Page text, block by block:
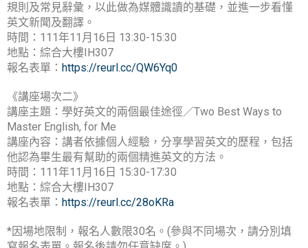
規則及常見辭彙，以此做為媒體識讀的基礎，並進一步看懂
英文新聞及翻譯。
時間：111年11月16日 13:30-15:30
地點：綜合大樓IH307
報名表單： https://reurl.cc/QW6Yq0
《講座場次二》
講座主題：學好英文的兩個最佳途徑／Two Best Ways to
Master English, for Me
講座內容：講者依據個人經驗，分享學習英文的歷程，包括
他認為畢生最有幫助的兩個精進英文的方法。
時間：111年11月16日 15:30-17:30
地點：綜合大樓IH307
報名表單： https://reurl.cc/28oKRa
*因場地限制，報名人數限30名。(參與不同場次，請分別填